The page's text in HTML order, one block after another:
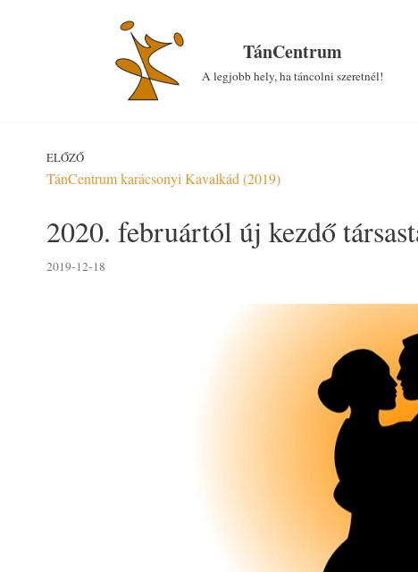
TánCentrum
A legjobb hely, ha táncolni szeretnél!
ELŐZŐ
TánCentrum karácsonyi Kavalkád (2019)
2020. februártól új kezdő
2019-12-18